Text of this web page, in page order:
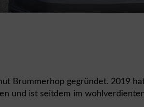
Brummerhop gegründet. 2019
und ist seitdem im